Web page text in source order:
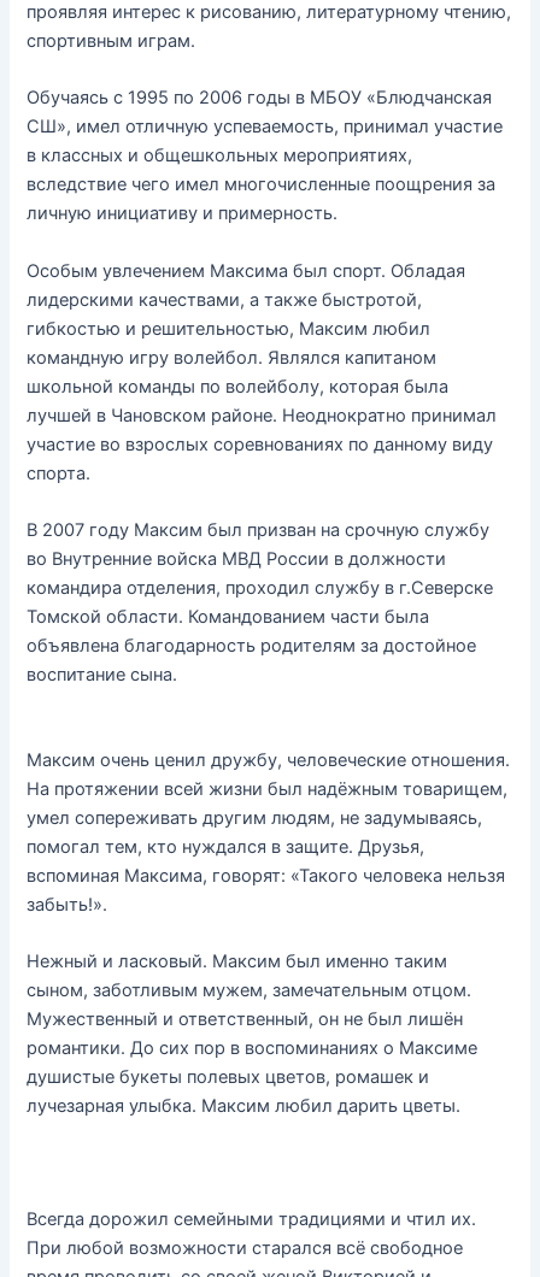
проявляя интерес к рисованию, литературному чтению,
спортивным играм.
Обучаясь с 1995 по 2006 годы в МБОУ «Блюдчанская
СШ», имел отличную успеваемость, принимал участие
в классных и общешкольных мероприятиях,
вследствие чего имел многочисленные поощрения за
личную инициативу и примерность.
Особым увлечением Максима был спорт. Обладая
лидерскими качествами, а также быстротой,
гибкостью и решительностью, Максим любил
командную игру волейбол. Являлся капитаном
школьной команды по волейболу, которая была
лучшей в Чановском районе. Неоднократно принимал
участие во взрослых соревнованиях по данному виду
спорта.
В 2007 году Максим был призван на срочную службу
во Внутренние войска МВД России в должности
командира отделения, проходил службу в г.Северске
Томской области. Командованием части была
объявлена благодарность родителям за достойное
воспитание сына.
Максим очень ценил дружбу, человеческие отношения.
На протяжении всей жизни был надёжным товарищем,
умел сопереживать другим людям, не задумываясь,
помогал тем, кто нуждался в защите. Друзья,
вспоминая Максима, говорят: «Такого человека нельзя
забыть!».
Нежный и ласковый. Максим был именно таким
сыном, заботливым мужем, замечательным отцом.
Мужественный и ответственный, он не был лишён
романтики. До сих пор в воспоминаниях о Максиме
душистые букеты полевых цветов, ромашек и
лучезарная улыбка. Максим любил дарить цветы.
Всегда дорожил семейными традициями и чтил их.
При любой возможности старался всё свободное